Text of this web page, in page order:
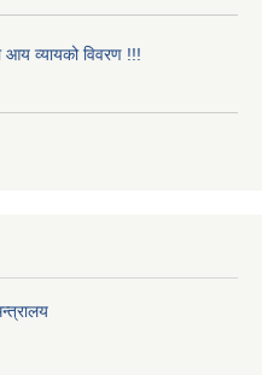
व्यायको विवरण !!!